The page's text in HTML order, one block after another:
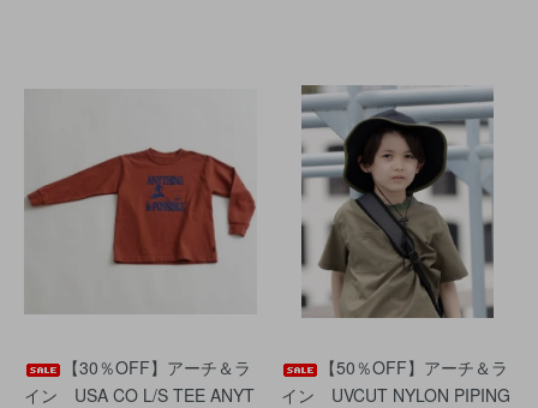
【30％OFF】アーチ＆ラ
イン USA CO L/S TEE ANYT
【50％OFF】アーチ＆ラ
イン UVCUT NYLON PIPING